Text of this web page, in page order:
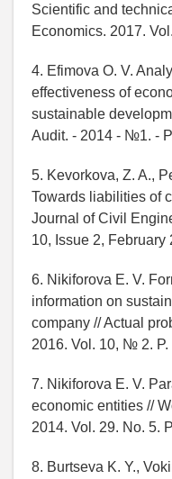
Scientific and
Economics. 2017.
4. Efimova O. V.
effectiveness of
sustainable
Audit. - 2014 - №1. -
5. Kevorkova, Z. A.,
Towards liabilities of
Journal of Civil
10, Issue 2,
6. Nikiforova E. V.
information on
company // Actual
2016. Vol. 10, № 2. P.
7. Nikiforova E. V.
economic entities //
2014. Vol. 29. No. 5.
8. Burtseva K. Y.,